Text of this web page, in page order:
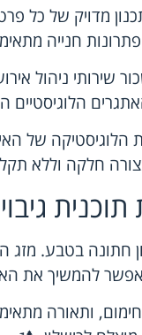
מדויק של כל
חנייה
שירותי ניהול
הלוגיסטיים
של
חלקה וללא
תוכנית גיבוי
בטבע. מזג
להמשיך את
ותאורה